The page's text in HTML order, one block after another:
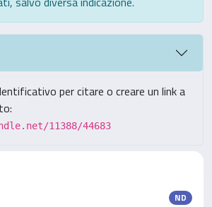
per citare o creare un link a
11388/44683
ND